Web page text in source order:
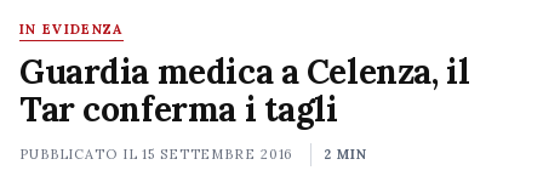
IN EVIDENZA
Guardia medica a Celenza, il
Tar conferma i tagli
PUBBLICATO IL15 SETTEMBRE 2016 2 MIN